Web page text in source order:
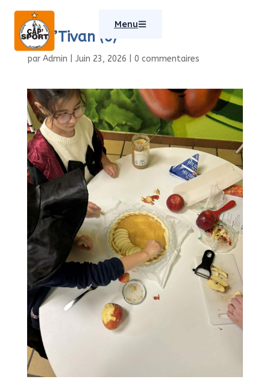
Menu
CAP’Tivan (6)
par Admin Juin 23, 2026 0 commentaires